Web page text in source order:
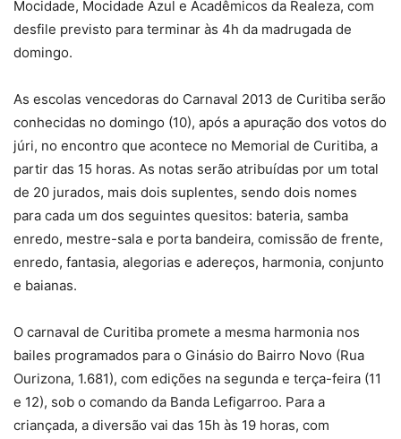
Mocidade, Mocidade Azul e Acadêmicos da Realeza, com
desfile previsto para terminar às 4h da madrugada de
domingo.
As escolas vencedoras do Carnaval 2013 de Curitiba serão
conhecidas no domingo (10), após a apuração dos votos do
júri, no encontro que acontece no Memorial de Curitiba, a
partir das 15 horas. As notas serão atribuídas por um total
de 20 jurados, mais dois suplentes, sendo dois nomes
para cada um dos seguintes quesitos: bateria, samba
enredo, mestre-sala e porta bandeira, comissão de frente,
enredo, fantasia, alegorias e adereços, harmonia, conjunto
e baianas.
O carnaval de Curitiba promete a mesma harmonia nos
bailes programados para o Ginásio do Bairro Novo (Rua
Ourizona, 1.681), com edições na segunda e terça-feira (11
e 12), sob o comando da Banda Lefigarroo. Para a
criançada, a diversão vai das 15h às 19 horas, com